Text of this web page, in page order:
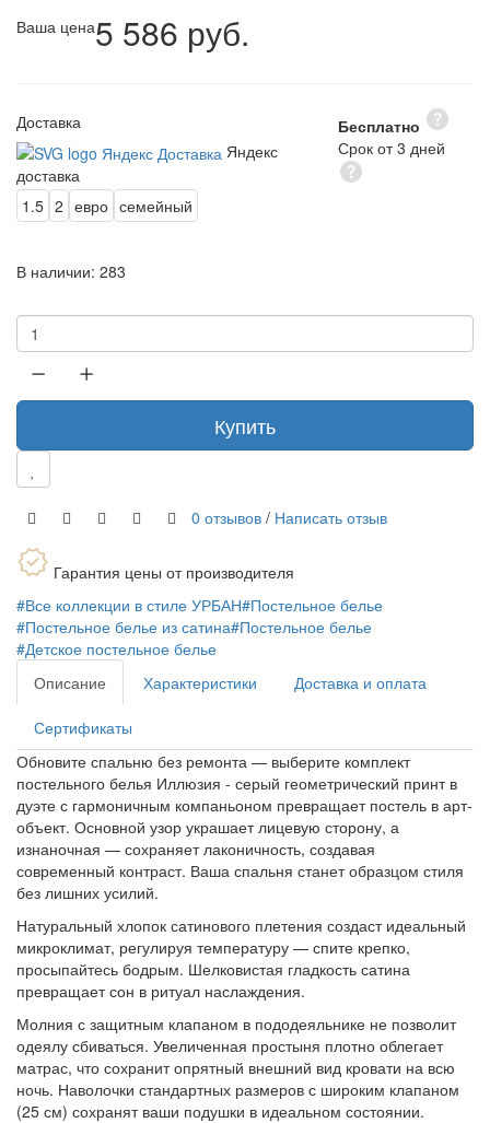
Ваша цена5 586 руб.
Доставка
Бесплатно
Яндекс
доставка
Срок от 3 дней
1.5 2 евро семейный
В наличии: 283
Купить
0 отзывов / Написать отзыв
Гарантия цены от производителя
#Все коллекции в стиле УРБАН#Постельное белье
#Постельное белье из сатина#Постельное белье
#Детское постельное белье
Описание
Характеристики Доставка и оплата
Сертификаты
Обновите спальню без ремонта — выберите комплект
постельного белья Иллюзия - серый геометрический принт в
дуэте с гармоничным компаньоном превращает постель в арт-
объект. Основной узор украшает лицевую сторону, а
изнаночная — сохраняет лаконичность, создавая
современный контраст. Ваша спальня станет образцом стиля
без лишних усилий.
Натуральный хлопок сатинового плетения создаст идеальный
микроклимат, регулируя температуру — спите крепко,
просыпайтесь бодрым. Шелковистая гладкость сатина
превращает сон в ритуал наслаждения.
Молния с защитным клапаном в пододеяльнике не позволит
одеялу сбиваться. Увеличенная простыня плотно облегает
матрас, что сохранит опрятный внешний вид кровати на всю
ночь. Наволочки стандартных размеров с широким клапаном
(25 см) сохранят ваши подушки в идеальном состоянии.